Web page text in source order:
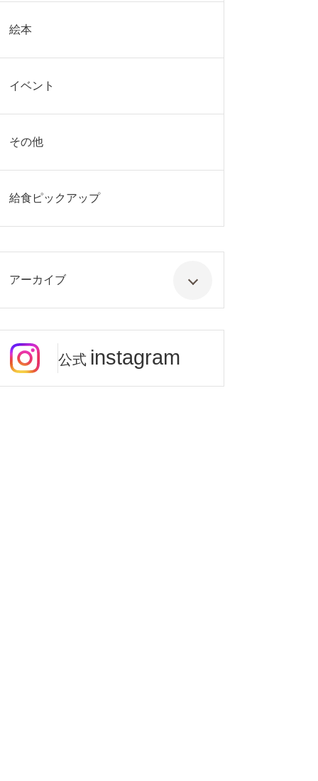
絵本
イベント
その他
給食ピックアップ
アーカイブ
公式 instagram